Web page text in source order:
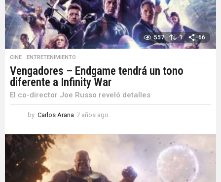
557 1 66
CINE ,ENTRETENIMIENTO
Vengadores – Endgame tendrá un tono
diferente a Infinity War
El co-director Joe Russo reveló detalles
by Carlos Arana 7 años ago
ñ
o